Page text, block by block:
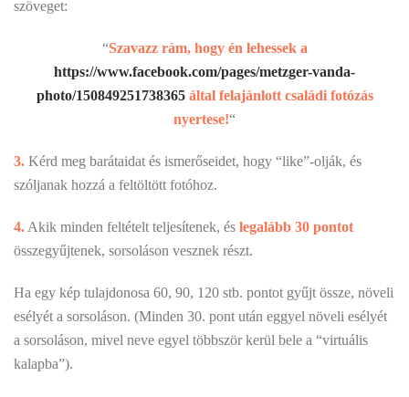
szöveget:
“Szavazz rám, hogy én lehessek a
https://www.facebook.com/pages/metzger-vanda-
photo/150849251738365által felajánlott családi fotózás
nyertese!“
3. Kérd meg barátaidat és ismerőseidet, hogy “like”-olják, és
szóljanak hozzá a feltöltött fotóhoz.
4. Akik minden feltételt teljesítenek, és legalább 30 pontot
összegyűjtenek, sorsoláson vesznek részt.
Ha egy kép tulajdonosa 60, 90, 120 stb. pontot gyűjt össze, növeli
esélyét a sorsoláson. (Minden 30. pont után eggyel növeli esélyét
a sorsoláson, mivel neve egyel többször kerül bele a “virtuális
kalapba”).